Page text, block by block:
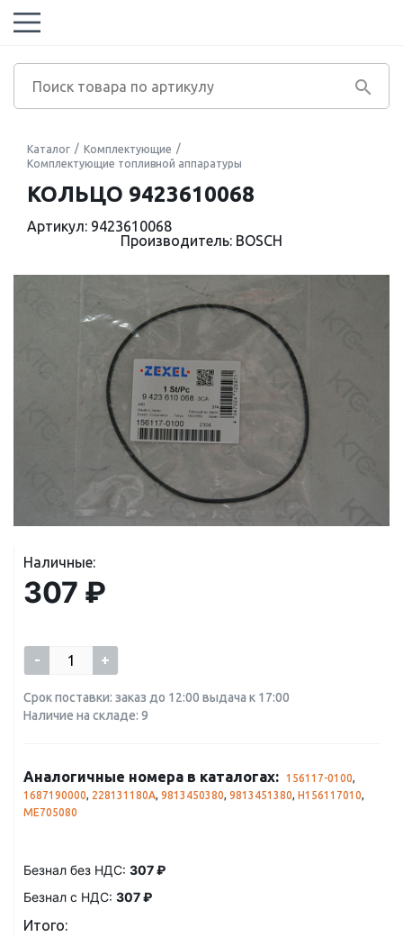
Каталог
Комплектующие
Комплектующие топливной аппаратуры
КОЛЬЦО 9423610068
Артикул: 9423610068
Производитель: BOSCH
Наличные:
307 ₽
- +
Срок поставки: заказ до 12:00 выдача к 17:00
Наличие на складе: 9
Аналогичные номера в каталогах: 156117-0100,
1687190000, 228131180A, 9813450380, 9813451380, H156117010,
ME705080
Безнал без НДС: 307 ₽
Безнал с НДС: 307 ₽
Итого: